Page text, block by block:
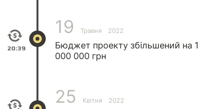
20:39
19 Травня 2022
Бюджет проекту збільшений на 1
000 000 грн
25 Квітня 2022